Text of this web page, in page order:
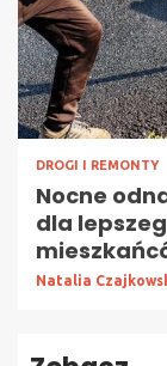
DROGI I REMONTY
Nocne
dla
Natalia